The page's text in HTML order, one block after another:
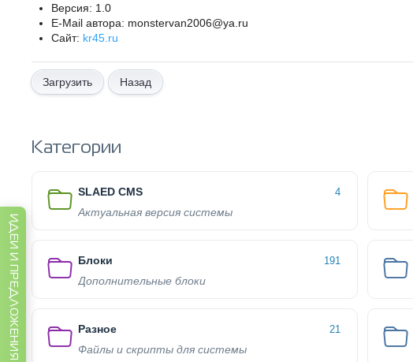
Версия: 1.0
E-Mail автора: monstervan2006@ya.ru
Сайт: kr45.ru
Назад
Категории
SLAED CMS 4
Актуальная версия системы
Блоки 191
Дополнительные блоки
Разное 21
Файлы и скрипты для системы
ИДЕИ И ПРЕДЛОЖЕНИЯ